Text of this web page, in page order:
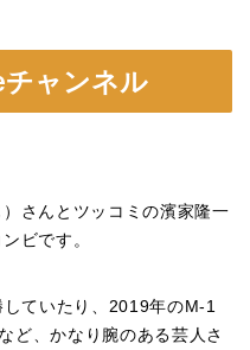
ャンネル
さんとツッコミの濱家隆一
ビです。
ていたり、2019年のM-1
ど、かなり腕のある芸人さ